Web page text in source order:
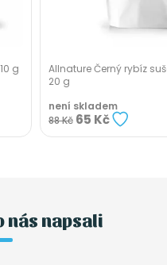
g
Allnature Černý rybíz
20 g
není skladem
88 Kč 65 Kč
nás napsali